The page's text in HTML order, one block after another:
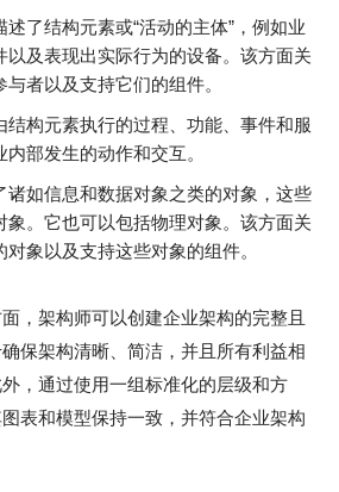
述了结构元素或“活动的主体”，例如业
以及表现出实际行为的设备。该方面关
者以及支持它们的组件。
结构元素执行的过程、功能、事件和服
部发生的动作和交互。
诸如信息和数据对象之类的对象，这些
象。它也可以包括物理对象。该方面关
象以及支持这些对象的组件。
，架构师可以创建企业架构的完整且
保架构清晰、简洁，并且所有利益相
，通过使用一组标准化的层级和方
表和模型保持一致，并符合企业架构